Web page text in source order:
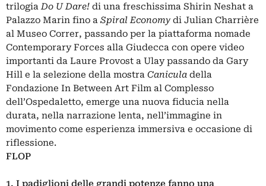
trilogiaDo U Dare! di una freschissima Shirin Neshat a
Palazzo Marin fino a Spiral Economy di Julian Charrière
al Museo Correr, passando per la piattaforma nomade
Contemporary Forces alla Giudecca con opere video
importanti da Laure Provost a Ulay passando da Gary
Hill e la selezione della mostra Canicula della
Fondazione In Between Art Film al Complesso
dell’Ospedaletto, emerge una nuova fiducia nella
durata, nella narrazione lenta, nell’immagine in
movimento come esperienza immersiva e occasione di
riflessione.
FLOP
1. I padiglioni delle grandi potenze fanno una